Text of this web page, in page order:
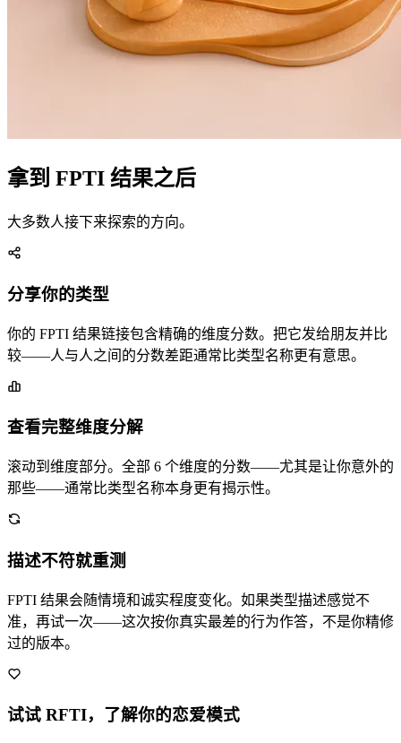
拿到 FPTI 结果之后
大多数人接下来探索的方向。
分享你的类型
你的 FPTI 结果链接包含精确的维度分数。把它发给朋友并比
较——人与人之间的分数差距通常比类型名称更有意思。
查看完整维度分解
滚动到维度部分。全部 6 个维度的分数——尤其是让你意外的
那些——通常比类型名称本身更有揭示性。
描述不符就重测
FPTI 结果会随情境和诚实程度变化。如果类型描述感觉不
准，再试一次——这次按你真实最差的行为作答，不是你精修
过的版本。
试试 RFTI，了解你的恋爱模式